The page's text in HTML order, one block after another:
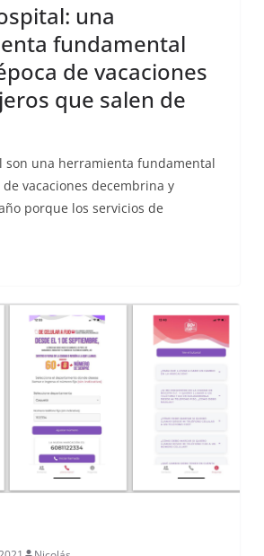
una
fundamental
de vacaciones
que salen de
son una herramienta fundamental
vacaciones decembrina y
porque los servicios de